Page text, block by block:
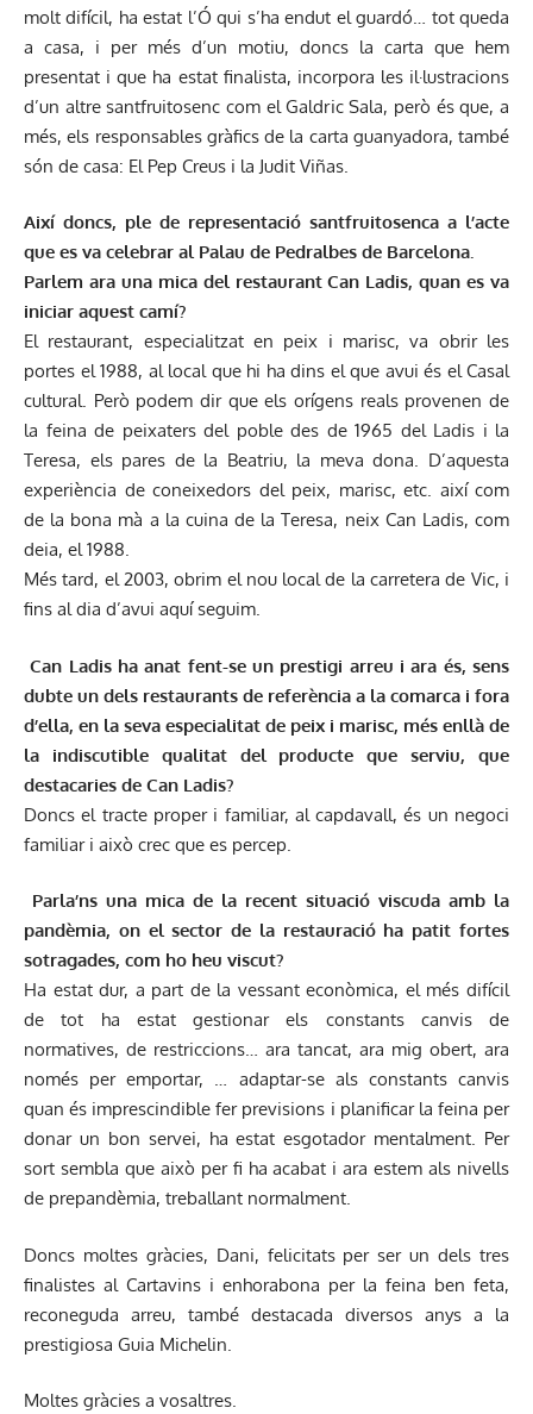
molt difícil, ha estat l’Ó qui s’ha endut el guardó… tot queda
a casa, i per més d’un motiu, doncs la carta que hem
presentat i que ha estat finalista, incorpora les il·lustracions
d’un altre santfruitosenc com el Galdric Sala, però és que, a
més, els responsables gràfics de la carta guanyadora, també
són de casa: El Pep Creus i la Judit Viñas.
Així doncs, ple de representació santfruitosenca a l’acte
que es va celebrar al Palau de Pedralbes de Barcelona.
Parlem ara una mica del restaurant Can Ladis, quan es va
iniciar aquest camí?
El restaurant, especialitzat en peix i marisc, va obrir les
portes el 1988, al local que hi ha dins el que avui és el Casal
cultural. Però podem dir que els orígens reals provenen de
la feina de peixaters del poble des de 1965 del Ladis i la
Teresa, els pares de la Beatriu, la meva dona. D’aquesta
experiència de coneixedors del peix, marisc, etc. així com
de la bona mà a la cuina de la Teresa, neix Can Ladis, com
deia, el 1988.
Més tard, el 2003, obrim el nou local de la carretera de Vic, i
fins al dia d’avui aquí seguim.
Can Ladis ha anat fent-se un prestigi arreu i ara és, sens
dubte un dels restaurants de referència a la comarca i fora
d’ella, en la seva especialitat de peix i marisc, més enllà de
la indiscutible qualitat del producte que serviu, que
destacaries de Can Ladis?
Doncs el tracte proper i familiar, al capdavall, és un negoci
familiar i això crec que es percep.
Parla’ns una mica de la recent situació viscuda amb la
pandèmia, on el sector de la restauració ha patit fortes
sotragades, com ho heu viscut?
Ha estat dur, a part de la vessant econòmica, el més difícil
de tot ha estat gestionar els constants canvis de
normatives, de restriccions… ara tancat, ara mig obert, ara
només per emportar, … adaptar-se als constants canvis
quan és imprescindible fer previsions i planificar la feina per
donar un bon servei, ha estat esgotador mentalment. Per
sort sembla que això per fi ha acabat i ara estem als nivells
de prepandèmia, treballant normalment.
Doncs moltes gràcies, Dani, felicitats per ser un dels tres
finalistes al Cartavins i enhorabona per la feina ben feta,
reconeguda arreu, també destacada diversos anys a la
prestigiosa Guia Michelin.
Moltes gràcies a vosaltres.